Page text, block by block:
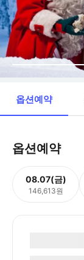
옵션예약
옵션예약
08.07(금)
146,613원